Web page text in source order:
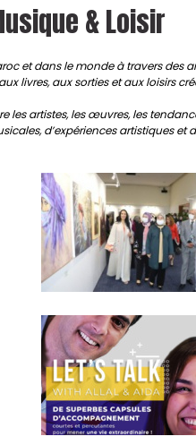
& Loisir
et dans le monde à travers des
livres, aux sorties et aux loisirs
artistes, les œuvres, les
d’expériences artistiques et